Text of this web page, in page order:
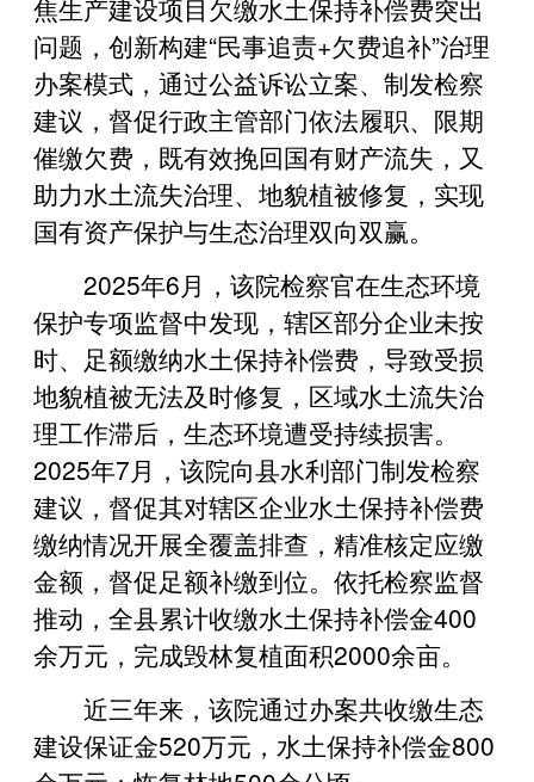
焦生产建设项目欠缴水土保持补偿费突出
问题，创新构建“民事追责+欠费追补”治理
办案模式，通过公益诉讼立案、制发检察
建议，督促行政主管部门依法履职、限期
催缴欠费，既有效挽回国有财产流失，又
助力水土流失治理、地貌植被修复，实现
国有资产保护与生态治理双向双赢。
2025年6月，该院检察官在生态环境
保护专项监督中发现，辖区部分企业未按
时、足额缴纳水土保持补偿费，导致受损
地貌植被无法及时修复，区域水土流失治
理工作滞后，生态环境遭受持续损害。
2025年7月，该院向县水利部门制发检察
建议，督促其对辖区企业水土保持补偿费
缴纳情况开展全覆盖排查，精准核定应缴
金额，督促足额补缴到位。依托检察监督
推动，全县累计收缴水土保持补偿金400
余万元，完成毁林复植面积2000余亩。
近三年来，该院通过办案共收缴生态
建设保证金520万元，水土保持补偿金800